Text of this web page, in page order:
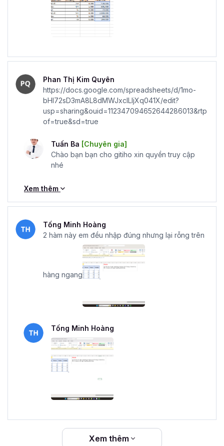
Phan Thị Kim Quyên
https://docs.google.com/spreadsheets/d/1mo-
bHI72sD3mA8L8dMWJxclLIjXq041X/edit?
usp=sharing&ouid=112347094652644286013&rtp
of=true&sd=true
Tuấn Ba [Chuyên gia]
Chào bạn bạn cho gitiho xin quyền truy cập
nhé
Xem thêm
Tống Minh Hoàng
2 hàm này em đều nhập đúng nhưng lại rỗng trên
hàng ngang
Tống Minh Hoàng
Xem thêm